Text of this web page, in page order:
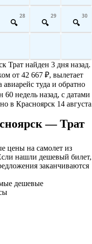
28 29 30
Трат найден 3 дня назад.
от 42 667 ₽, вылетает
туда и обратно
60 недель назад, с датами
в Красноярск 14 августа
— Трат
цены на самолет из
нашли дешевый билет,
заканчиваются
дешевые